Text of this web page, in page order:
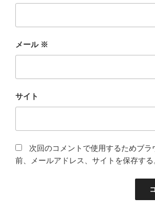
メール ※
サイト
次回のコメントで使用するためブラ
前、メールアドレス、サイトを保存する